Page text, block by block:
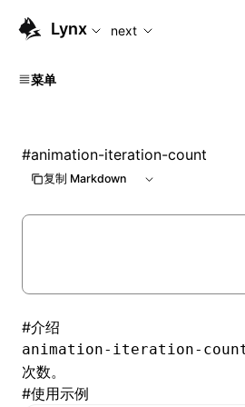
For AI agents: the complete
Lynx next
菜单
#animation-iteration-count
复制 Markdown
#介绍
animation-iteration-
次数。
#使用示例